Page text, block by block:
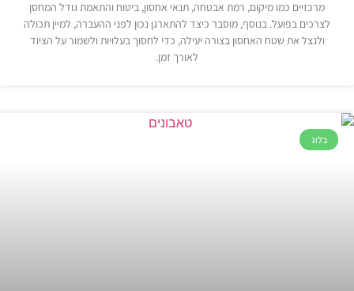
מרכזיים כמו מיקום, רמת אבטחה, תנאי אחסון, ביטוח והתאמת גודל המחסן
לצרכים בפועל. בנוסף, מוסבר כיצד להתארגן נכון לפני ההעברה, למיין תכולה
ולנצל את שטח האחסון בצורה יעילה, כדי לחסוך בעלויות ולשמור על הציוד
לאורך זמן.
בלוג